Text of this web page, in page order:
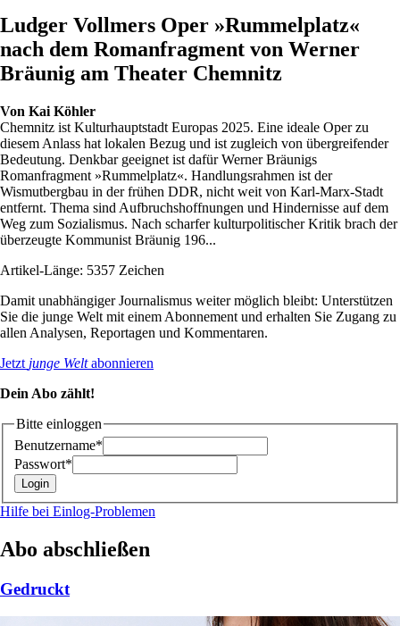
Ludger Vollmers Oper »Rummelplatz«
nach dem Romanfragment von Werner
Bräunig am Theater Chemnitz
Von Kai Köhler
Chemnitz ist Kulturhauptstadt Europas 2025. Eine ideale Oper zu
diesem Anlass hat lokalen Bezug und ist zugleich von übergreifender
Bedeutung. Denkbar geeignet ist dafür Werner Bräunigs
Romanfragment »Rummelplatz«. Handlungsrahmen ist der
Wismutbergbau in der frühen DDR, nicht weit von Karl-Marx-Stadt
entfernt. Thema sind Aufbruchshoffnungen und Hindernisse auf dem
Weg zum Sozialismus. Nach scharfer kulturpolitischer Kritik brach der
überzeugte Kommunist Bräunig 196...
Artikel-Länge: 5357 Zeichen
Damit unabhängiger Journalismus weiter möglich bleibt: Unterstützen
Sie die junge Welt mit einem Abonnement und erhalten Sie Zugang zu
allen Analysen, Reportagen und Kommentaren.
Jetzt junge Weltabonnieren
Dein Abo zählt!
Bitte einloggen
Benutzername*
Passwort*
Hilfe bei Einlog-Problemen
Abo abschließen
Gedruckt